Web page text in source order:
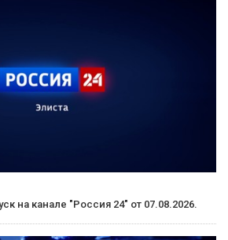
на канале "Россия 24" от 07.08.2026.